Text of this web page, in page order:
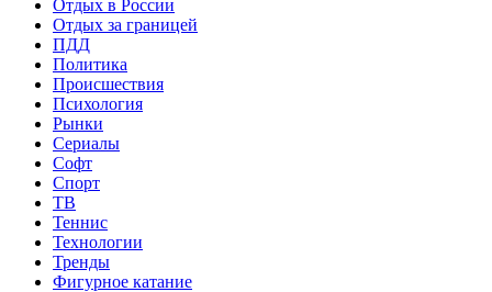
Отдых в России
Отдых за границей
ПДД
Политика
Происшествия
Психология
Рынки
Сериалы
Софт
Спорт
ТВ
Теннис
Технологии
Тренды
Фигурное катание